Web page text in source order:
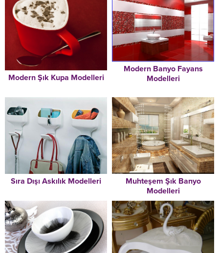
Modern Şık Kupa Modelleri
Modern Banyo Fayans
Modelleri
Sıra Dışı Askılık Modelleri
Muhteşem Şık Banyo
Modelleri